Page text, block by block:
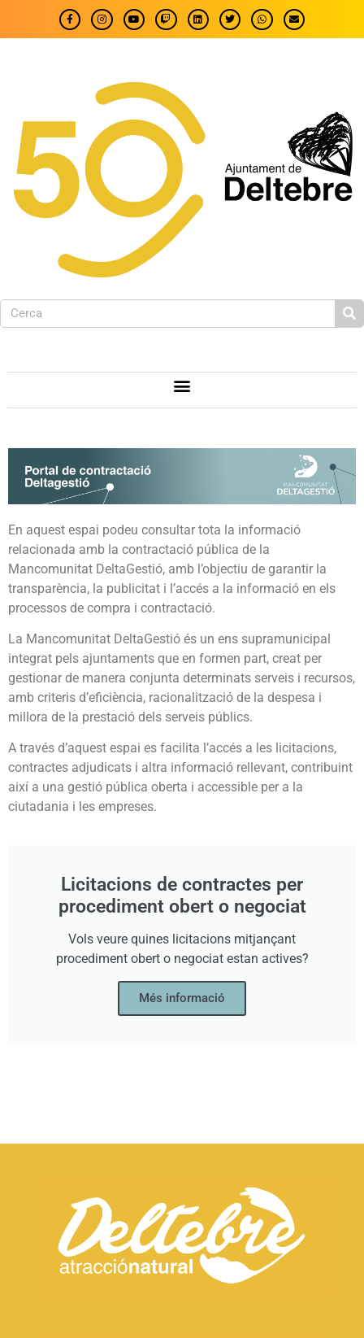
En aquest espai podeu consultar tota la informació
relacionada amb la contractació pública de la
Mancomunitat DeltaGestió, amb l’objectiu de garantir la
transparència, la publicitat i l’accés a la informació en els
processos de compra i contractació.
La Mancomunitat DeltaGestió és un ens supramunicipal
integrat pels ajuntaments que en formen part, creat per
gestionar de manera conjunta determinats serveis i recursos,
amb criteris d’eficiència, racionalització de la despesa i
millora de la prestació dels serveis públics.
A través d’aquest espai es facilita l’accés a les licitacions,
contractes adjudicats i altra informació rellevant, contribuint
així a una gestió pública oberta i accessible per a la
ciutadania i les empreses.
Licitacions de contractes per
procediment obert o negociat
Vols veure quines licitacions mitjançant
procediment obert o negociat estan actives?
Més informació